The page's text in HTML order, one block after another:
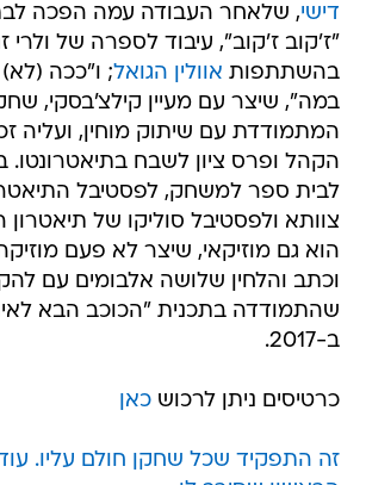
דישי, שלאחר העבודה עמה הפכה לבת
"ז'קוב ז'קוב", עיבוד לספרה של ולרי
בהשתתפות אוולין הגואל; ו"ככה
במה", שיצר עם מעיין קילצ'בסקי,
המתמודדת עם שיתוק מוחין, ועליה
הקהל ופרס ציון לשבח בתיאטרונטו.
לבית ספר למשחק, לפסטיבל
צוותא ולפסטיבל סוליקו של
הוא גם מוזיקאי, שיצר לא פעם
וכתב והלחין שלושה אלבומים עם
שהתמודדה בתכנית "הכוכב הבא
ב-2017.
כרטיסים ניתן לרכושכאן
זה התפקיד שכל שחקן חולם עליו.